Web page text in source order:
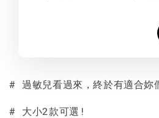
# 過敏兒看過來，終於有適合妳
# 大小2款可選!